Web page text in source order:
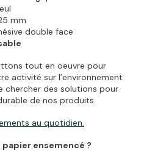
mm
double face
tout en oeuvre pour
activité sur l’environnement
chercher des solutions pour
de nos produits.
au quotidien.
ensemencé ?